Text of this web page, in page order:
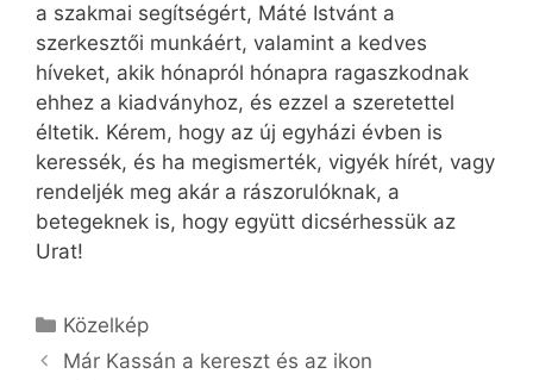
a szakmai segítségért, Máté Istvánt a
szerkesztői munkáért, valamint a kedves
híveket, akik hónapról hónapra ragaszkodnak
ehhez a kiadványhoz, és ezzel a szeretettel
éltetik. Kérem, hogy az új egyházi évben is
keressék, és ha megismerték, vigyék hírét, vagy
rendeljék meg akár a rászorulóknak, a
betegeknek is, hogy együtt dicsérhessük az
Urat!
Kategória
Közelkép
Már Kassán a kereszt és az ikon